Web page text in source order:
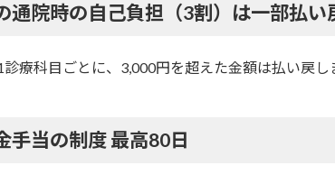
通院時の自己負担（3割）は一部払い
療科目ごとに、3,000円を超えた金額は払い戻し
手当の制度 最高80日